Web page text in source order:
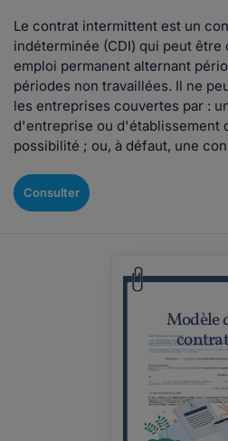
Le contrat intermittent est un
indéterminée (CDI) qui peut
emploi permanent alternant
périodes non travaillées. Il ne
les entreprises couvertes par :
d'entreprise ou d'établissement
possibilité ; ou, à défaut, une
Consulter
Modèle
contrat